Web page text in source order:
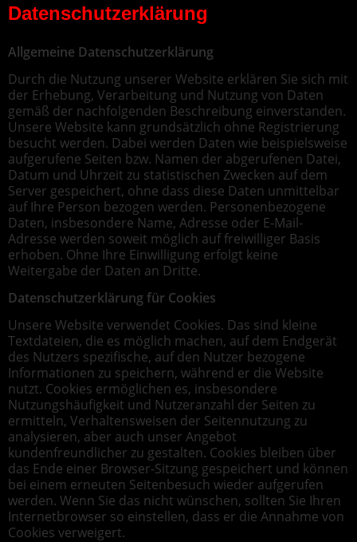
Datenschutzerklärung
Allgemeine Datenschutzerklärung
Durch die Nutzung unserer Website erklären Sie sich mit
der Erhebung, Verarbeitung und Nutzung von Daten
gemäß der nachfolgenden Beschreibung einverstanden.
Unsere Website kann grundsätzlich ohne Registrierung
besucht werden. Dabei werden Daten wie beispielsweise
aufgerufene Seiten bzw. Namen der abgerufenen Datei,
Datum und Uhrzeit zu statistischen Zwecken auf dem
Server gespeichert, ohne dass diese Daten unmittelbar
auf Ihre Person bezogen werden. Personenbezogene
Daten, insbesondere Name, Adresse oder E-Mail-
Adresse werden soweit möglich auf freiwilliger Basis
erhoben. Ohne Ihre Einwilligung erfolgt keine
Weitergabe der Daten an Dritte.
Datenschutzerklärung für Cookies
Unsere Website verwendet Cookies. Das sind kleine
Textdateien, die es möglich machen, auf dem Endgerät
des Nutzers spezifische, auf den Nutzer bezogene
Informationen zu speichern, während er die Website
nutzt. Cookies ermöglichen es, insbesondere
Nutzungshäufigkeit und Nutzeranzahl der Seiten zu
ermitteln, Verhaltensweisen der Seitennutzung zu
analysieren, aber auch unser Angebot
kundenfreundlicher zu gestalten. Cookies bleiben über
das Ende einer Browser-Sitzung gespeichert und können
bei einem erneuten Seitenbesuch wieder aufgerufen
werden. Wenn Sie das nicht wünschen, sollten Sie Ihren
Internetbrowser so einstellen, dass er die Annahme von
Cookies verweigert.